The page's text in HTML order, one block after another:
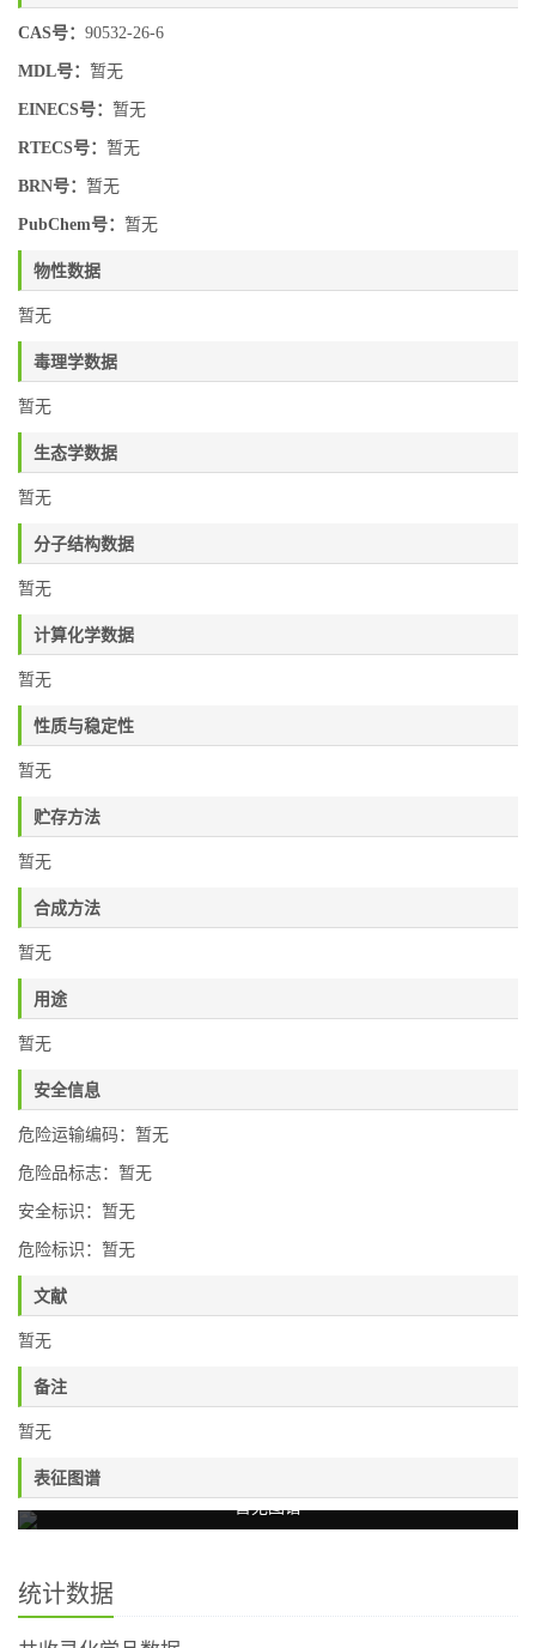
CAS号： 90532-26-6
MDL号： 暂无
EINECS号： 暂无
RTECS号： 暂无
BRN号： 暂无
PubChem号： 暂无
物性数据
暂无
毒理学数据
暂无
生态学数据
暂无
分子结构数据
暂无
计算化学数据
暂无
性质与稳定性
暂无
贮存方法
暂无
合成方法
暂无
用途
暂无
安全信息
危险运输编码：暂无
危险品标志：暂无
安全标识：暂无
危险标识：暂无
文献
暂无
备注
暂无
表征图谱
暂无图谱
统计数据